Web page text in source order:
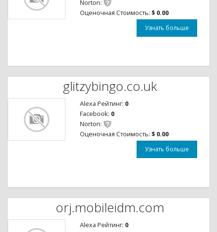
Norton:
Оценочная Стоимость: $ 0.00
Узнать больше
glitzybingo.co.uk
Alexa Рейтинг: 0
Facebook: 0
Norton:
Оценочная Стоимость: $ 0.00
Узнать больше
orj.mobileidm.com
Alexa Рейтинг: 0